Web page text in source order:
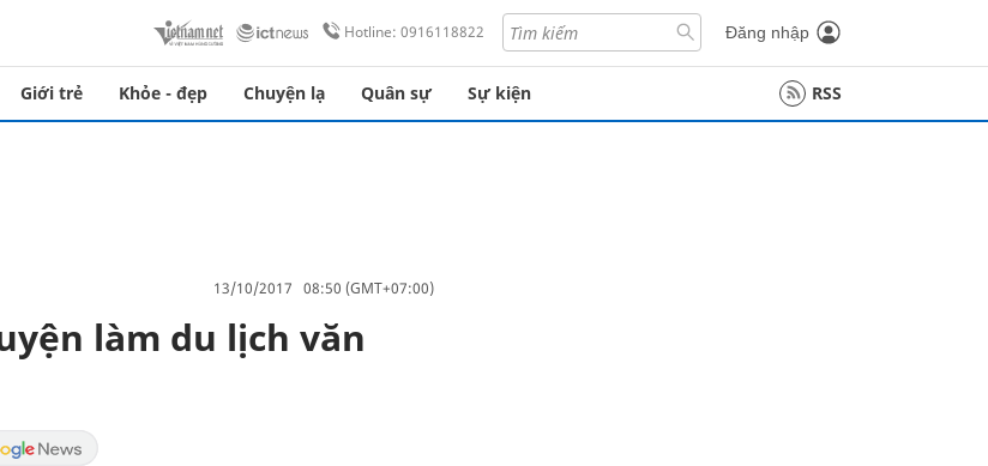
Hotline: 0916118822 Đăng nhập
Giới trẻ Khỏe - đẹp Chuyện lạ Quân sự Sự kiện RSS
13/10/2017 08:50 (GMT+07:00)
làm du lịch văn